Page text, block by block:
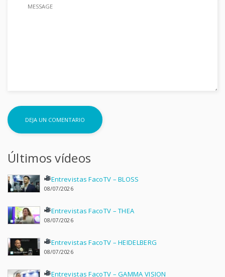
Últimos vídeos
Entrevistas FacoTV – BLOSS
08/07/2026
Entrevistas FacoTV – THEA
08/07/2026
Entrevistas FacoTV – HEIDELBERG
08/07/2026
Entrevistas FacoTV – GAMMA VISION